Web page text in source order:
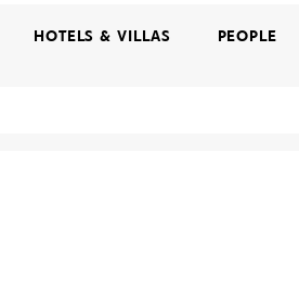
HOTELS & VILLAS PEOPLE